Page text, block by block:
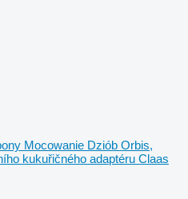
Mocowanie Dziób Orbis,
kukuřičného adaptéru Claas